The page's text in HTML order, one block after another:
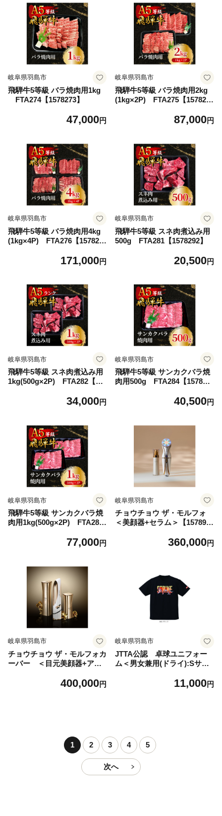
岐阜県羽島市
飛騨牛5等級 バラ焼肉用1kg
FTA274【1578273】
47,000円
岐阜県羽島市
飛騨牛5等級 バラ焼肉用2kg
(1kg×2P) FTA275【157827
87,000円
岐阜県羽島市
飛騨牛5等級 バラ焼肉用4kg
(1kg×4P) FTA276【157828
171,000円
岐阜県羽島市
飛騨牛5等級 スネ肉煮込み用
500g FTA281【1578292】
20,500円
岐阜県羽島市
飛騨牛5等級 スネ肉煮込み用
1kg(500g×2P) FTA282【15
34,000円
岐阜県羽島市
飛騨牛5等級 サンカクバラ焼
肉用500g FTA284【157830
40,500円
岐阜県羽島市
飛騨牛5等級 サンカクバラ焼
肉用1kg(500g×2P) FTA285
77,000円
岐阜県羽島市
チョウチョウ ザ・モルフォ
＜美顔器+セラム＞【157894
360,000円
岐阜県羽島市
チョウチョウ ザ・モルフォカ
ーバー ＜目元美顔器+アイ
400,000円
岐阜県羽島市
JTTA公認 卓球ユニフォー
ム＜男女兼用(ドライ):Sサイ
11,000円
1 2 3 4 5
次へ